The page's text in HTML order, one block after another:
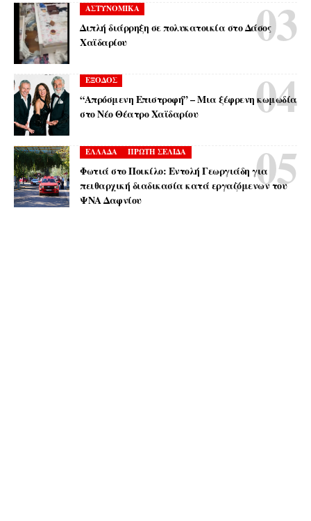
ΑΣΤΥΝΟΜΙΚΑ
Διπλή διάρρηξη σε πολυκατοικία στο Δάσος
Χαϊδαρίου
ΕΞΟΔΟΣ
“Απρόσμενη Επιστροφή” – Μια ξέφρενη κωμωδία
στο Νέο Θέατρο Χαϊδαρίου
ΕΛΛΑΔΑ ΠΡΩΤΗ ΣΕΛΙΔΑ
Φωτιά στο Ποικίλο: Εντολή Γεωργιάδη για
πειθαρχική διαδικασία κατά εργαζόμενων του
ΨΝΑ Δαφνίου